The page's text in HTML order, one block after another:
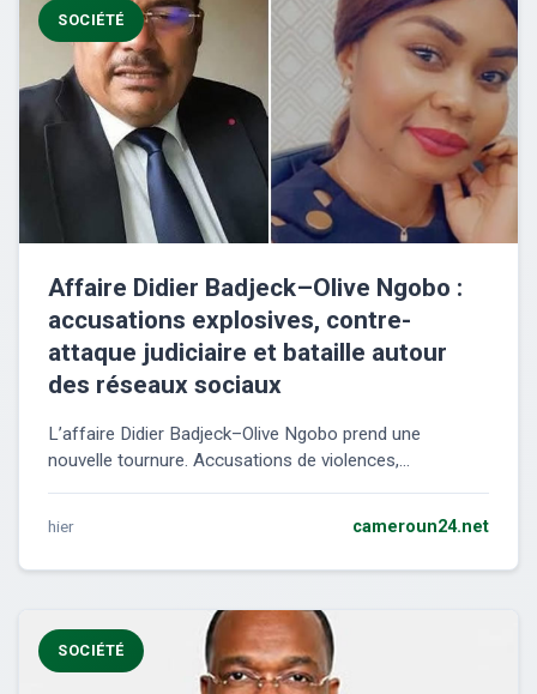
SOCIÉTÉ
Affaire Didier Badjeck–Olive Ngobo :
accusations explosives, contre-
attaque judiciaire et bataille autour
des réseaux sociaux
L’affaire Didier Badjeck–Olive Ngobo prend une
nouvelle tournure. Accusations de violences,...
hier cameroun24.net
SOCIÉTÉ